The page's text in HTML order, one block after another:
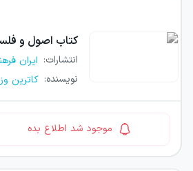
کتاب اصول و
انتشارات: ایران
نویسنده: کاترین
موجود شد اطلاع بده